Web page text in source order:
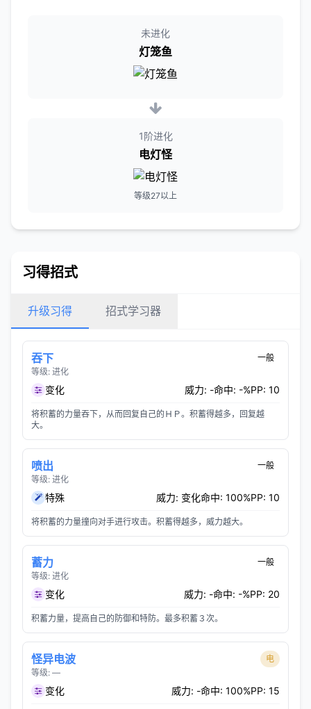
未进化
灯笼鱼
1阶进化
电灯怪
等级27以上
习得招式
升级习得 招式学习器
吞下
等级: 进化
一般
变化 威力: -命中: -%PP: 10
将积蓄的力量吞下，从而回复自己的ＨＰ。积蓄得越多，回复越
大。
喷出
等级: 进化
一般
特殊 威力: 变化命中: 100%PP: 10
将积蓄的力量撞向对手进行攻击。积蓄得越多，威力越大。
蓄力
等级: 进化
一般
变化 威力: -命中: -%PP: 20
积蓄力量，提高自己的防御和特防。最多积蓄３次。
怪异电波
等级: —
电
变化 威力: -命中: 100%PP: 15